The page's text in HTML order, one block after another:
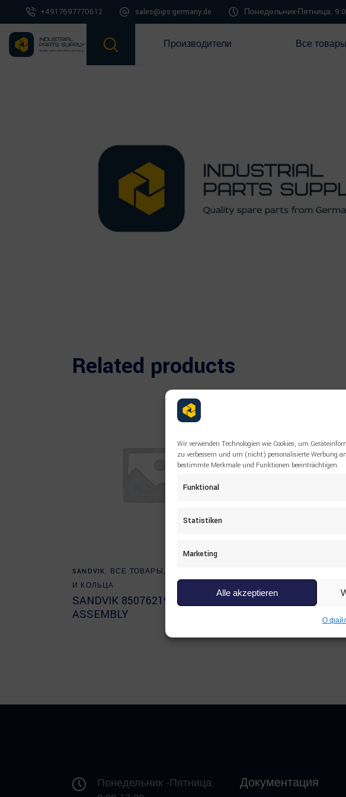
Wir verwenden Technologien wie Cookies, um
zu verbessern und um (nicht) personalisierte Werbung
bestimmte Merkmale und Funktionen beeinträchtigen.
Funktional
Statistiken
Marketing
Alle akzeptieren
О
+4917697770612 sales@ips-germany.de Понедельник-Пятница:
Производители Все товары
Related products
Read more
SANDVIK, ВСЕ ТОВАРЫ ,
И КОЛЬЦА
SANDVIK 85076219 HOSE
ASSEMBLY
SANDVIK 15251968
BUSHING
Понедельник -Пятница:
Документация